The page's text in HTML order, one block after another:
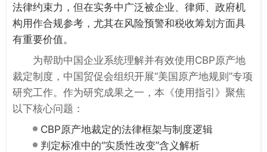
法律约束力，但在实务中广泛被企业、律师、政府机
构用作合规参考，尤其在风险预警和税收筹划方面具
有重要价值。
为帮助中国企业系统理解并有效使用CBP原产地
裁定制度，中国贸促会组织开展“美国原产地规则”专项
研究工作。作为研究成果之一， 本《使用指引》 聚焦
以下核心问题：
CBP原产地裁定的法律框架与制度逻辑
判定标准中的“实质性改变”含义解析